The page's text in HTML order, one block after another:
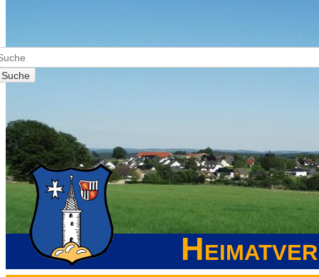
Suche